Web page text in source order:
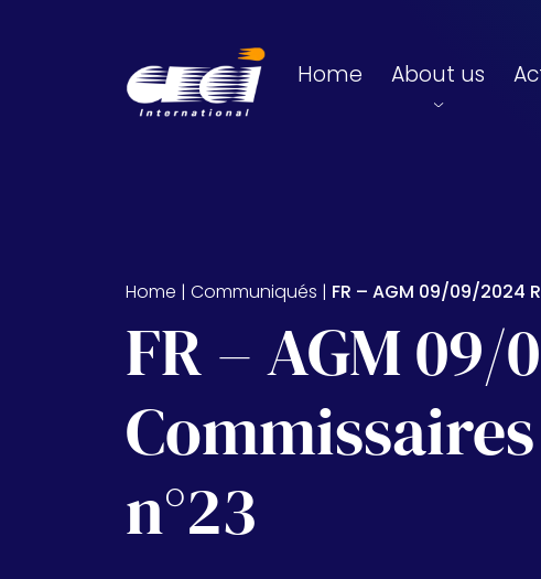
Home About us
Home | Communiqués | FR – AGM 09/09/2024
FR – AGM
n°23